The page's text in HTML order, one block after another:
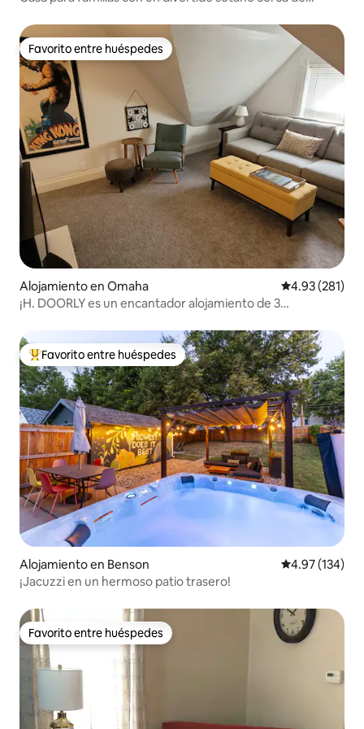
Favorito entre huéspedes
Favorito entre huéspedes
Alojamiento en Omaha Calificación
4.93 (281)
¡H. DOORLY es un encantador alojamiento de 3
Favorito entre huéspedes preferido
Favorito entre huéspedes
Alojamiento en Benson Calificación
4.97 (134)
¡Jacuzzi en un hermoso patio trasero!
Favorito entre huéspedes
Favorito entre huéspedes